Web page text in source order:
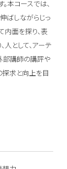
本コースでは、
ばしながらじっ
内面を探り、表
として、アーテ
外部講師の講評や
探求と向上を目